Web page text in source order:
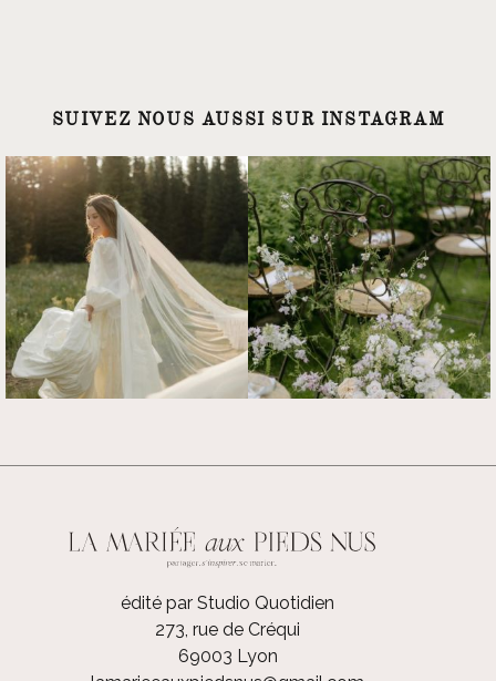
SUIVEZ NOUS AUSSI SUR INSTAGRAM
édité par Studio Quotidien
273, rue de Créqui
69003 Lyon